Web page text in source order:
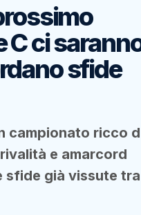
C ci
sfide
campionato ricco
e amarcord
sfide già vissute tra